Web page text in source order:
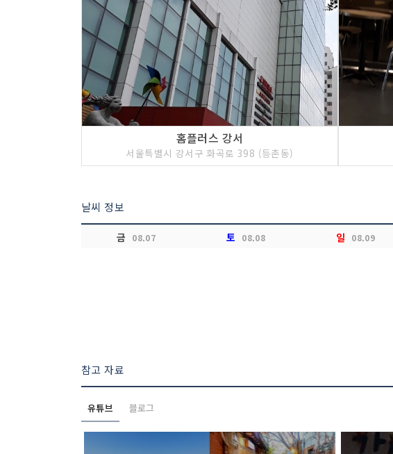
홈플러스 강서
서울특별시 강서구 화곡로 398 (등촌동)
날씨 정보
금 08.07 토 08.08 일 08.09
참고 자료
유튜브 블로그